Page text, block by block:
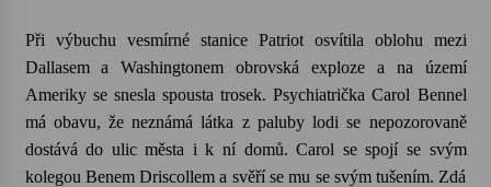
Při výbuchu vesmírné stanice Patriot osvítila oblohu mezi
Dallasem a Washingtonem obrovská exploze a na území
Ameriky se snesla spousta trosek. Psychiatrička Carol Bennel
má obavu, že neznámá látka z paluby lodi se nepozorovaně
dostává do ulic města i k ní domů. Carol se spojí se svým
kolegou Benem Driscollem a svěří se mu se svým tušením. Zdá